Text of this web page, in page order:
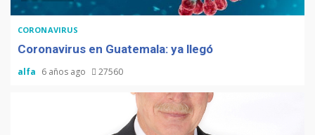
CORONAVIRUS
Coronavirus en Guatemala: ya llegó
alfa 6 años ago 27560